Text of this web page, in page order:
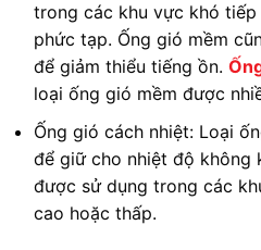
trong các khu vực khó
phức tạp. Ống gió mềm
để giảm thiểu tiếng ồn.
loại ống gió mềm được
Ống gió cách nhiệt: Loại
để giữ cho nhiệt độ không
được sử dụng trong các
cao hoặc thấp.